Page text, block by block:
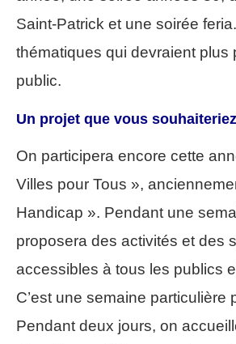
Saint-Patrick et une soirée
thématiques qui devraient plus
public.
Un projet que vous
On participera encore cette
Villes pour Tous »,
Handicap ». Pendant une
proposera des activités et des
accessibles à tous les publics
C’est une semaine particulière
Pendant deux jours, on